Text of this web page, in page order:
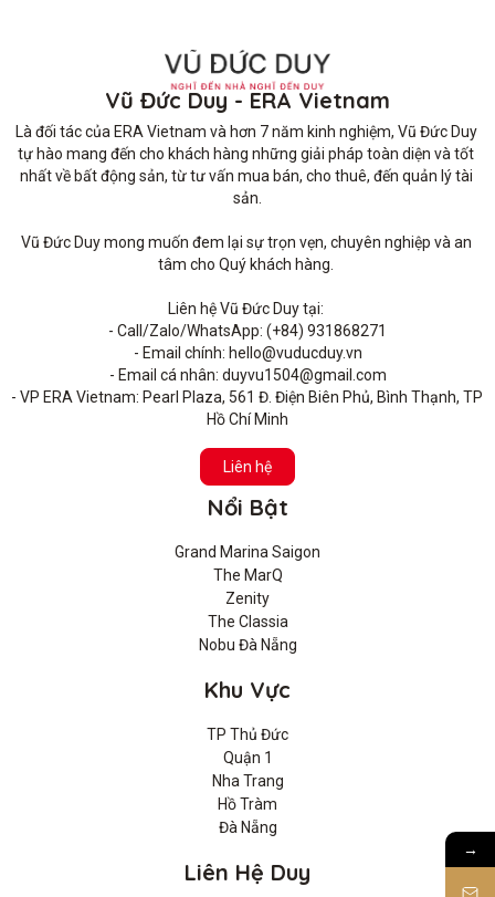
Vũ Đức Duy - ERA Vietnam
Là đối tác của ERA Vietnam và hơn 7 năm kinh nghiệm, Vũ Đức Duy
tự hào mang đến cho khách hàng những giải pháp toàn diện và tốt
nhất về bất động sản, từ tư vấn mua bán, cho thuê, đến quản lý tài
sản.
Vũ Đức Duy mong muốn đem lại sự trọn vẹn, chuyên nghiệp và an
tâm cho Quý khách hàng.
Liên hệ Vũ Đức Duy tại:
- Call/Zalo/WhatsApp: (+84) 931868271
- Email chính: hello@vuducduy.vn
- Email cá nhân: duyvu1504@gmail.com
- VP ERA Vietnam: Pearl Plaza, 561 Đ. Điện Biên Phủ, Bình Thạnh, TP
Hồ Chí Minh
Liên hệ
Nổi Bật
Grand Marina Saigon
The MarQ
Zenity
The Classia
Nobu Đà Nẵng
Khu Vực
TP Thủ Đức
Quận 1
Nha Trang
Hồ Tràm
Đà Nẵng
Liên Hệ Duy
→